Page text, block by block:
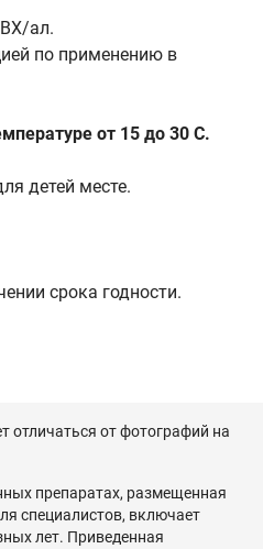
ал.
по применению в
от 15 до 30 С.
детей месте.
срока годности.
отличаться от фотографий на
препаратах, размещенная
специалистов, включает
лет. Приведенная